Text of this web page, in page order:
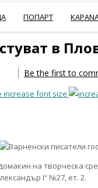
ПОПАРТ
в
Be the first to
increase font size
на творческа
I“ №27, ет. 2.